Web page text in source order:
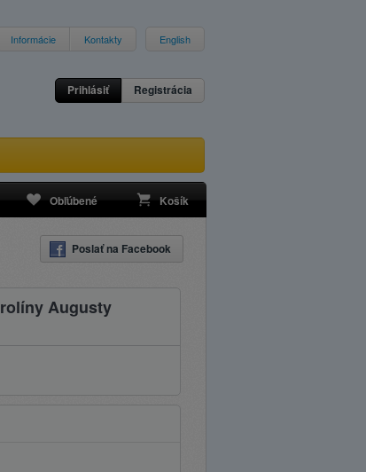
Informácie Kontakty English
Prihlásiť Registrácia
Obľúbené Košík
Poslať na Facebook
Augusty